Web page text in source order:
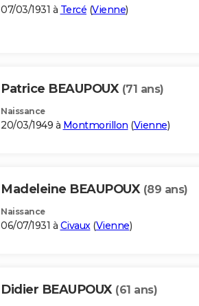
07/03/1931 à Tercé (Vienne)
Patrice BEAUPOUX (71 ans)
Naissance
20/03/1949 à Montmorillon (Vienne)
Madeleine BEAUPOUX (89 ans)
Naissance
06/07/1931 à Civaux(Vienne)
Didier BEAUPOUX (61 ans)